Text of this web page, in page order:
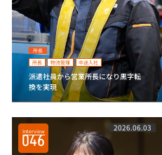
所長
所長
物流管理 中途入社
派遣社員から営業所長になり黒字転
換を実現
2026.06.03
Interview
046